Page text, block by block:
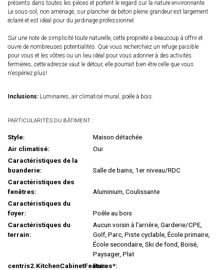
présents dans toutes les pièces et portent le regard sur la nature environnante.
Le sous-sol, non aménagé, sur plancher de béton pleine grandeur est largement
éclairé et est idéal pour du jardinage professionnel.
Sur une note de simplicité toute naturelle, cette propriété a beaucoup à offrir et
ouvre de nombreuses potentialités. Que vous recherchiez un refuge paisible
pour vous et les vôtres ou un lieu idéal pour vous adonner à des activités
fermières, cette adresse vaut le détour, elle pourrait bien être celle que vous
n'espériez plus!
Inclusions: Luminaires, air climatisé mural, poêle à bois.
PARTICULARITÉS DU BÂTIMENT :
Style:
Maison détachée
Air climatisé:
Oui
Caractéristiques de la
buanderie:
Salle de bains, 1er niveau/RDC
Caractéristiques des
fenêtres:
Aluminium, Coulissante
Caractéristiques du
foyer:
Poêle au bois
Caractéristiques du
terrain:
Aucun voisin à l'arrière, Garderie/CPE,
Golf, Parc, Piste cyclable, École primaire,
École secondaire, Ski de fond, Boisé,
Paysager, Plat
centris2.KitchenCabinetFeatures*:
Bois